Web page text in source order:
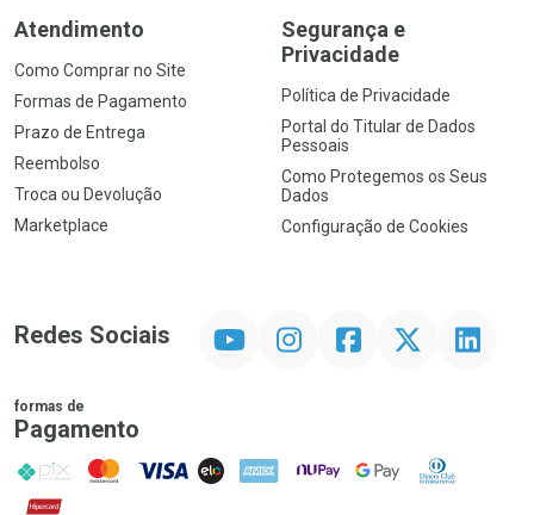
Atendimento
Como Comprar no Site
Formas de Pagamento
Prazo de Entrega
Reembolso
Troca ou Devolução
Marketplace
Segurança e
Privacidade
Política de Privacidade
Portal do Titular de Dados
Pessoais
Como Protegemos os Seus
Dados
Configuração de Cookies
Redes Sociais InstagramFacebookTwitter Linkedin
formas de
Pagamento
PIX MasterCard
VISA ELO AMEX NuPay Google PayDiners Club
Hipercard